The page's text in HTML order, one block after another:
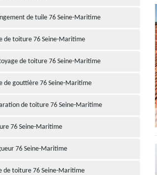
de tuile 76 Seine-Maritime
de toiture 76 Seine-Maritime
de toiture 76 Seine-Maritime
de gouttière 76 Seine-Maritime
de toiture 76 Seine-Maritime
76 Seine-Maritime
76 Seine-Maritime
de toiture 76 Seine-Maritime